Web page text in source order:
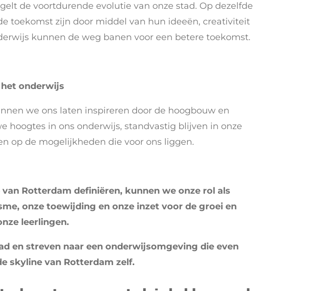
de voortdurende evolutie van onze stad. Op dezelfde
toekomst zijn door middel van hun ideeën, creativiteit
kunnen de weg banen voor een betere toekomst.
onderwijs
we ons laten inspireren door de hoogbouw en
hoogtes in ons onderwijs, standvastig blijven in onze
op de mogelijkheden die voor ons liggen.
Rotterdam definiëren, kunnen we onze rol als
onze toewijding en onze inzet voor de groei en
leerlingen.
en streven naar een onderwijsomgeving die even
skyline van Rotterdam zelf.